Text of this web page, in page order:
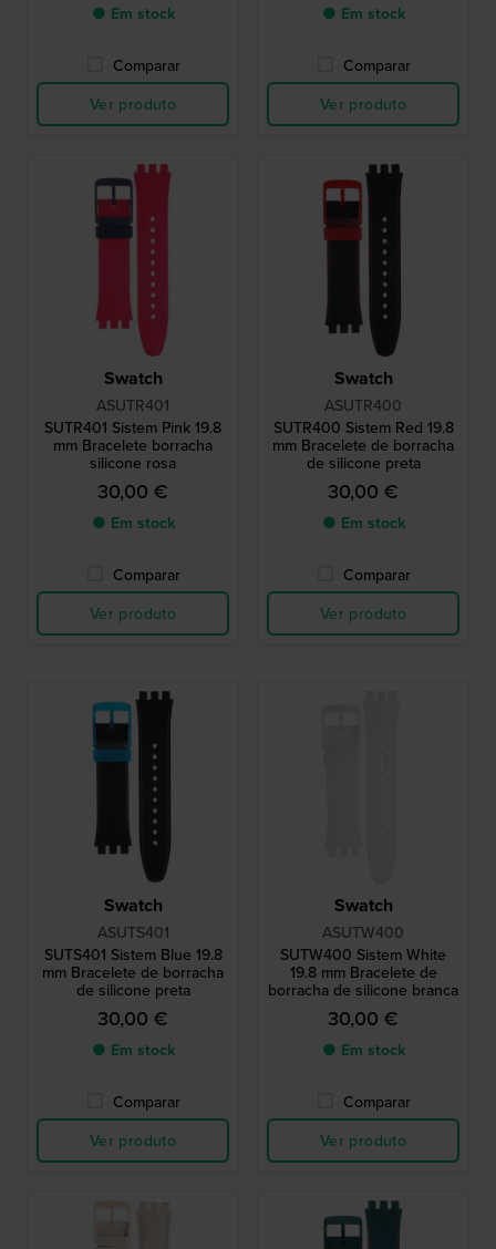
● Em stock
Comparar
Ver produto
● Em stock
Comparar
Ver produto
Swatch
ASUTR401
SUTR401 Sistem Pink 19.8
mm Bracelete borracha
silicone rosa
30,00 €
● Em stock
Comparar
Ver produto
Swatch
ASUTR400
SUTR400 Sistem Red 19.8
mm Bracelete de borracha
de silicone preta
30,00 €
● Em stock
Comparar
Ver produto
Swatch
ASUTS401
SUTS401 Sistem Blue 19.8
mm Bracelete de borracha
de silicone preta
30,00 €
● Em stock
Comparar
Ver produto
Swatch
ASUTW400
SUTW400 Sistem White
19.8 mm Bracelete de
borracha de silicone branca
30,00 €
● Em stock
Comparar
Ver produto